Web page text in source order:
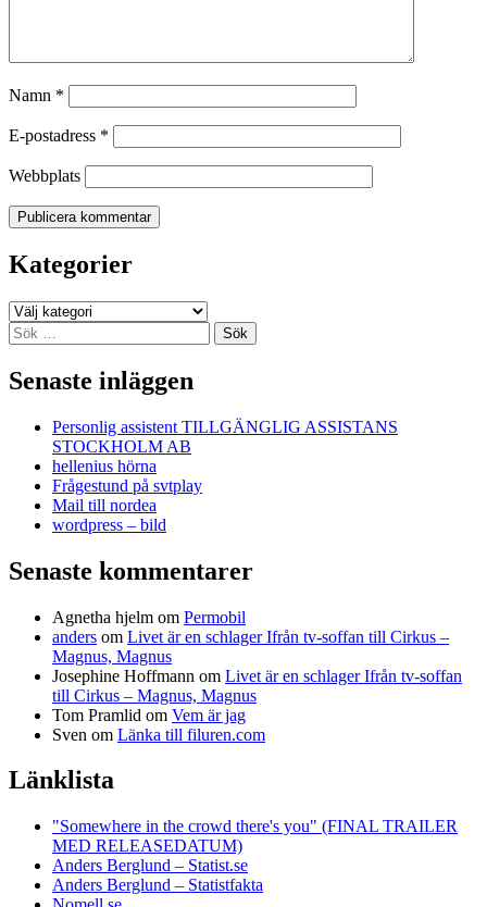
Namn *
E-postadress *
Webbplats
Kategorier
Kategorier
Sök
efter:
Senaste inläggen
Personlig assistent TILLGÄNGLIG ASSISTANS
STOCKHOLM AB
hellenius hörna
Frågestund på svtplay
Mail till nordea
wordpress – bild
Senaste kommentarer
Agnetha hjelm om Permobil
anders om Livet är en schlager Ifrån tv-soffan till Cirkus –
Magnus, Magnus
Josephine Hoffmann om Livet är en schlager Ifrån tv-soffan
till Cirkus – Magnus, Magnus
Tom Pramlid om Vem är jag
Sven om Länka till filuren.com
Länklista
"Somewhere in the crowd there's you" (FINAL TRAILER
MED RELEASEDATUM)
Anders Berglund – Statist.se
Anders Berglund – Statistfakta